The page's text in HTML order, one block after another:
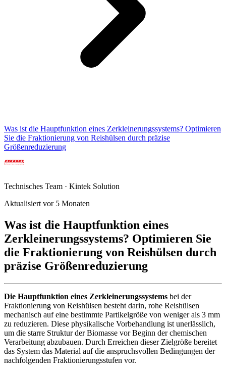
Was ist die Hauptfunktion eines Zerkleinerungssystems? Optimieren
Sie die Fraktionierung von Reishülsen durch präzise
Größenreduzierung
Technisches Team · Kintek Solution
Aktualisiert vor 5 Monaten
Was ist die Hauptfunktion eines
Zerkleinerungssystems? Optimieren Sie
die Fraktionierung von Reishülsen durch
präzise Größenreduzierung
Die Hauptfunktion eines Zerkleinerungssystems bei der
Fraktionierung von Reishülsen besteht darin, rohe Reishülsen
mechanisch auf eine bestimmte Partikelgröße von weniger als 3 mm
zu reduzieren. Diese physikalische Vorbehandlung ist unerlässlich,
um die starre Struktur der Biomasse vor Beginn der chemischen
Verarbeitung abzubauen. Durch Erreichen dieser Zielgröße bereitet
das System das Material auf die anspruchsvollen Bedingungen der
nachfolgenden Fraktionierungsstufen vor.